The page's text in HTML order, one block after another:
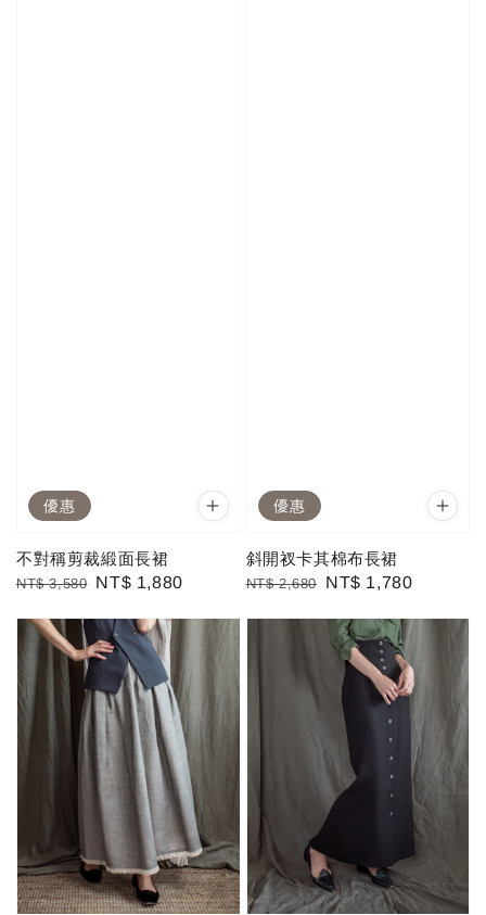
優惠
不對稱剪裁緞面長裙
Regular
NT$ 3,580 Sale
NT$ 1,880
優惠
斜開衩卡其棉布長裙
Regular
NT$ 2,680
Sale
NT$ 1,780